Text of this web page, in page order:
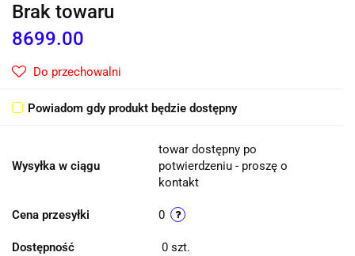
Brak towaru
8699.00
Do przechowalni
Powiadom gdy produkt będzie dostępny
Wysyłka w ciągu
towar dostępny po
potwierdzeniu - proszę o
kontakt
Cena przesyłki 0
Dostępność 0 szt.